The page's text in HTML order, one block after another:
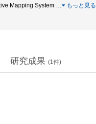
Mapping System … もっと見る
研究成果 (1件)